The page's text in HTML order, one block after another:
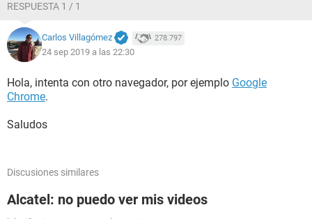
RESPUESTA 1 / 1
Carlos Villagómez 278.797
24 sep 2019 a las 22:30
Hola, intenta con otro navegador, por ejemplo Google
Chrome.
Saludos
Discusiones similares
Alcatel: no puedo ver mis videos